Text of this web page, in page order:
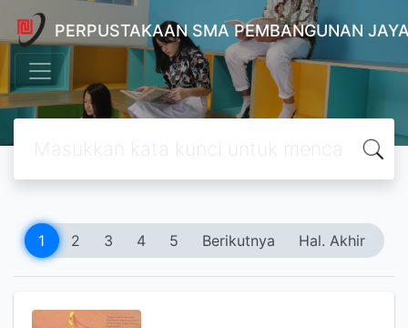
PERPUSTAKAAN SMA PEMBANGUNAN
1 2 3 4 5 Berikutnya Hal. Akhir